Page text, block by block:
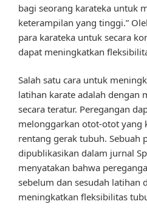
bagi seorang karateka untuk
keterampilan yang tinggi.”
para karateka untuk secara
dapat meningkatkan
Salah satu cara untuk
latihan karate adalah dengan
secara teratur. Peregangan
melonggarkan otot-otot yang
rentang gerak tubuh. Sebuah
dipublikasikan dalam jurnal
menyatakan bahwa
sebelum dan sesudah latihan
meningkatkan fleksibilitas